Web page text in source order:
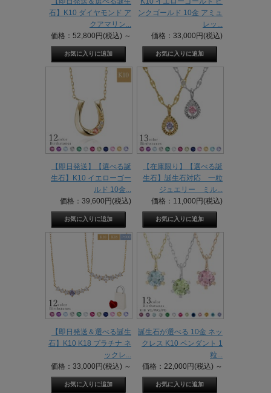
石】K10 ダイヤモンド ア
クアマリン...
価格：52,800円(税込) ～
ンクゴールド 10金 アミュ
レッ...
価格：33,000円(税込)
【即日発送】【選べる誕
生石】K10 イエローゴー
ルド 10金...
価格：39,600円(税込)
【在庫限り】【選べる誕
生石】誕生石対応 一粒
ジュエリー ミル...
価格：11,000円(税込)
【即日発送＆選べる誕生
石】K10 K18 プラチナ ネ
ックレ...
価格：33,000円(税込) ～
誕生石が選べる 10金 ネッ
クレス K10 ペンダント 1
粒...
価格：22,000円(税込) ～